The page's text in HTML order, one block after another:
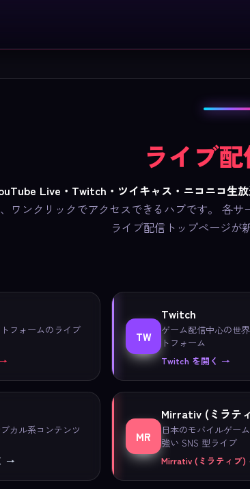
ライブ
Live・Twitch・ツイキャス・ニコニコ生
ワンクリックでアクセスできるハブです。 各
ライブ配信トップページが
フォームのライブ
TW
Twitch
ゲーム配信中心の世
トフォーム
Twitch を開く →
カル系コンテンツ
→
MR
Mirrativ (ミラテ
日本のモバイルゲー
強い SNS 型ライブ
Mirrativ (ミラティブ